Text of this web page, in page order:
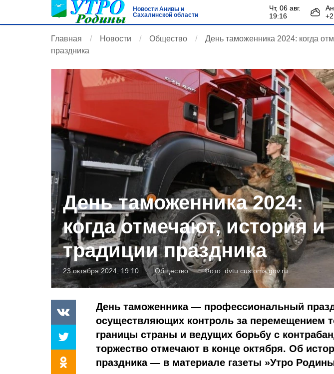
Новости Анивы и
Сахалинской области
чт, 06 авг.
19:16
+
Главная Новости Общество
День таможенника 2024: когда
праздника
День таможенника 2024:
когда отмечают, история и
традиции праздника
23 октября 2024, 19:10 Общество Фото: dvtu.customs.gov.ru
День таможенника — профессиональный
осуществляющих контроль за перемещением
границы страны и ведущих борьбу с
торжество отмечают в конце октября. Об
праздника — в материале газеты »Утро